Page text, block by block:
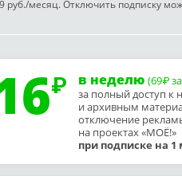
руб./месяц. Отключить подписку
в неделю (69₽
за полный доступ к
и архивным
отключение
на проектах «МОЁ!»
при подписке на 1